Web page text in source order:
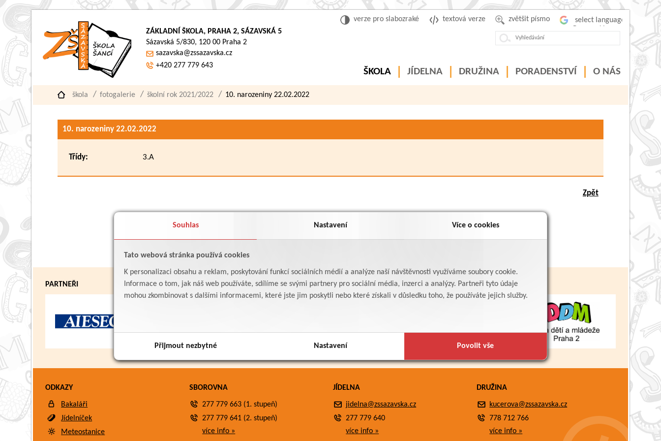
Souhlas Nastavení Více o cookies
Tato webová stránka používá cookies
K personalizaci obsahu a reklam, poskytování funkcí sociálních médií a analýze naší návštěvnosti využíváme soubory cookie.
Informace o tom, jak náš web používáte, sdílíme se svými partnery pro sociální média, inzerci a analýzy. Partneři tyto údaje
mohou zkombinovat s dalšími informacemi, které jste jim poskytli nebo které získali v důsledku toho, že používáte jejich služby.
Přijmout nezbytné Nastavení Povolit vše
zvětšit písmo
textová verze
verze pro slabozraké
ZÁKLADNÍ ŠKOLA, PRAHA 2, SÁZAVSKÁ 5
Sázavská 5/830, 120 00 Praha 2
sazavska@zssazavska.cz
+420 277 779 643
ŠKOLA JÍDELNA DRUŽINA PORADENSTVÍ O NÁS
škola fotogalerie školní rok 2021/2022 10. narozeniny 22.02.2022
10. narozeniny 22.02.2022
Třídy: 3.A
Zpět
PARTNEŘI
ODKAZY
Bakaláři
Jídelníček
Meteostanice
SBOROVNA
277 779 663 (1. stupeň)
277 779 641 (2. stupeň)
více info »
JÍDELNA
jidelna@zssazavska.cz
277 779 640
více info »
DRUŽINA
kucerova@zssazavska.cz
778 712 766
více info »